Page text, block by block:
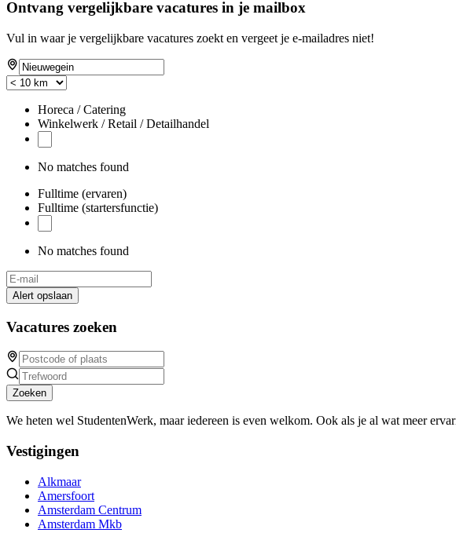
Ontvang vergelijkbare vacatures in je mailbox
Vul in waar je vergelijkbare vacatures zoekt en vergeet je e-mailadres niet!
Horeca / Catering
Winkelwerk / Retail / Detailhandel
No matches found
Fulltime (ervaren)
Fulltime (startersfunctie)
No matches found
Alert opslaan
Vacatures zoeken
Zoeken
We heten wel StudentenWerk, maar iedereen is even welkom. Ook als je al wat meer
Vestigingen
Alkmaar
Amersfoort
Amsterdam Centrum
Amsterdam Mkb